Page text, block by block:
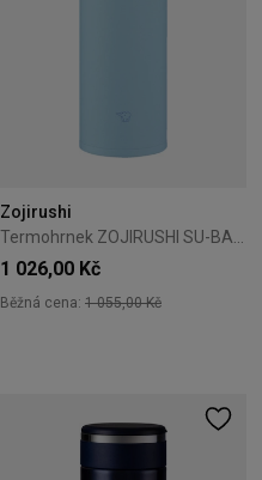
Zojirushi
1 026,00 Kč
Běžná cena: 1 055,00 Kč